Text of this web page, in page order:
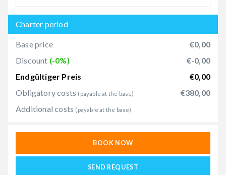
Charter period
Base price
€0,00
Discount (-0%)
€-0,00
Endgültiger Preis
€0,00
Obligatory costs (payable at the base)
€380,00
Additional costs (payable at the base)
BOOK NOW
SEND REQUEST